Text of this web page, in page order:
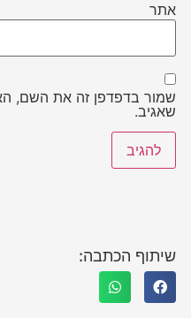
אתר
שמור בדפדפן זה את השם,
שאגיב.
שיתוף הכתבה: